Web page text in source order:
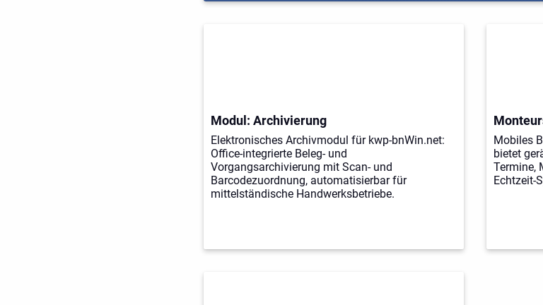
Modul: Archivierung
Elektronisches Archivmodul für kwp-bnWin.net:
Office-integrierte Beleg- und
Vorgangsarchivierung mit Scan- und
Barcodezuordnung, automatisierbar für
mittelständische Handwerksbetriebe.
Mobiles
bietet
Termine,
Echtzeit-